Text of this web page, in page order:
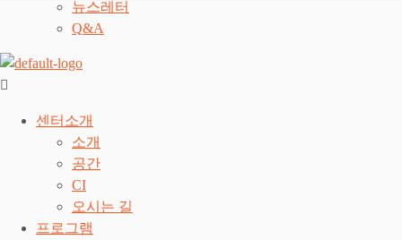
뉴스레터
Q&A
센터소개
소개
공간
CI
오시는 길
프로그램